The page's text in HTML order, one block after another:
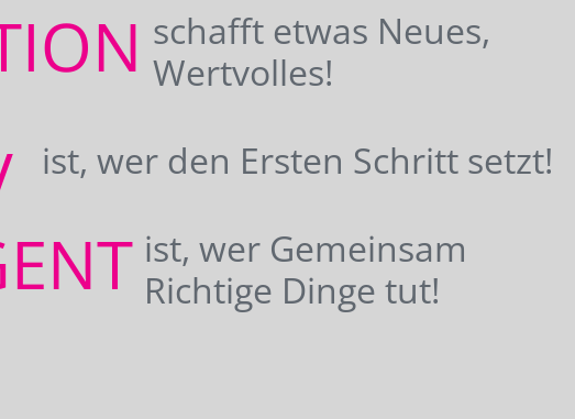
schafft etwas Neues,
Wertvolles!
ist, wer den Ersten Schritt setzt!
ist, wer Gemeinsam
Richtige Dinge tut!